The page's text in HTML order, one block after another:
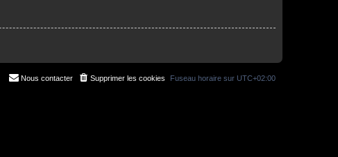
Fuseau horaire sur UTC+02:00
Supprimer les cookies
Nous contacter